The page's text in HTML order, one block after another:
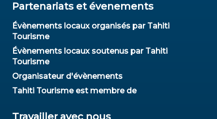
Partenariats et évenements
Évènements locaux organisés par Tahiti
Tourisme
Évènements locaux soutenus par Tahiti
Tourisme
Organisateur d'évènements
Tahiti Tourisme est membre de
Travailler avec nous